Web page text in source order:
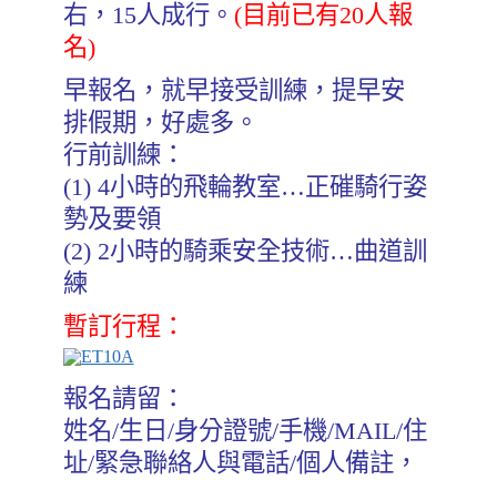
右，15人成行。 (目前已有20人報
名)
早報名，就早接受訓練，提早安
排假期，好處多。
行前訓練：
(1) 4小時的飛輪教室…正磪騎行姿
勢及要領
(2) 2小時的騎乘安全技術…曲道訓
練
暫訂行程：
報名請留：
姓名/生日/身分證號/手機/MAIL/住
址/緊急聯絡人與電話/個人備註，